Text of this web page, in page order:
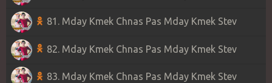
81. Mday Kmek Chnas Pas Mday Kmek Stev
82. Mday Kmek Chnas Pas Mday Kmek Stev
83. Mday Kmek Chnas Pas Mday Kmek Stev